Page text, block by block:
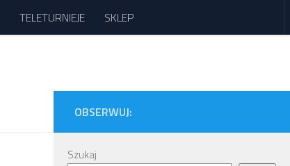
TELETURNIEJE SKLEP
OBSERWUJ:
Szukaj